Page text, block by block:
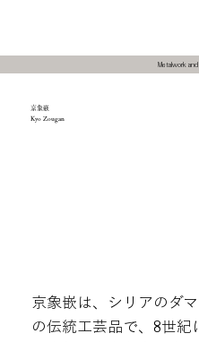
Metalwork
京象嵌
Kyo Zougan
京象嵌は、シリアのダ
の伝統工芸品で、8世紀